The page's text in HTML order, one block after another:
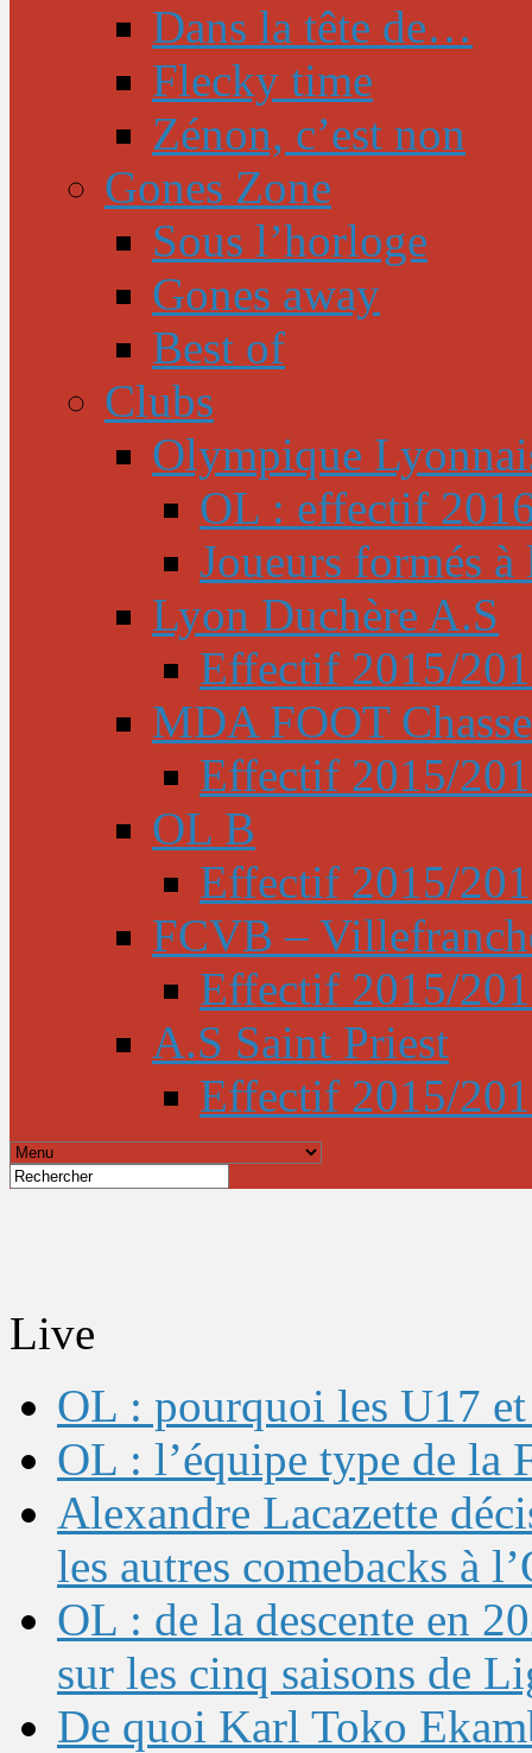
Dans la tête de…
Flecky time
Zénon, c’est non
Gones Zone
Sous l’horloge
Gones away
Best of
Clubs
Olympique
OL : effectif
Joueurs formés
Lyon Duchère A.S
Effectif 2015/
MDA FOOT
Effectif 2015/
OL B
Effectif 2015/
FCVB –
Effectif 2015/
A.S Saint Priest
Effectif 2015/
Live
OL : pourquoi les U17
OL : l’équipe type de la
Alexandre Lacazette
les autres comebacks à
OL : de la descente en
sur les cinq saisons de
De quoi Karl Toko